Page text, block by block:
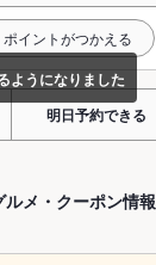
ポイントがつかえる
明日予約できる
メ・クーポン情報